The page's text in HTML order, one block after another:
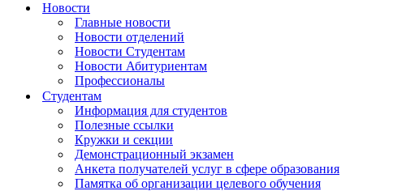
Новости
Главные новости
Новости отделений
Новости Студентам
Новости Абитуриентам
Профессионалы
Студентам
Информация для студентов
Полезные ссылки
Кружки и секции
Демонстрационный экзамен
Анкета получателей услуг в сфере образования
Памятка об организации целевого обучения